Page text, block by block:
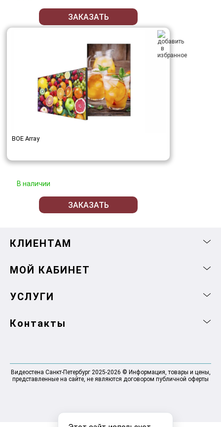
ЗАКАЗАТЬ
BOE Array
В наличии
ЗАКАЗАТЬ
КЛИЕНТАМ
МОЙ КАБИНЕТ
УСЛУГИ
Контакты
Видеостена Санкт-Петербург 2025-2026 © Информация, товары и цены,
представленные на сайте, не являются договором публичной оферты